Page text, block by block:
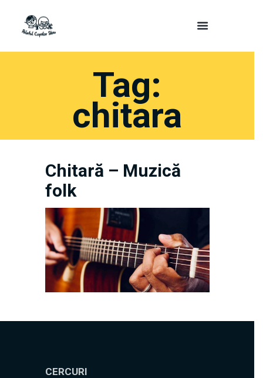
Tag:
chitara
Chitară – Muzică
folk
CERCURI